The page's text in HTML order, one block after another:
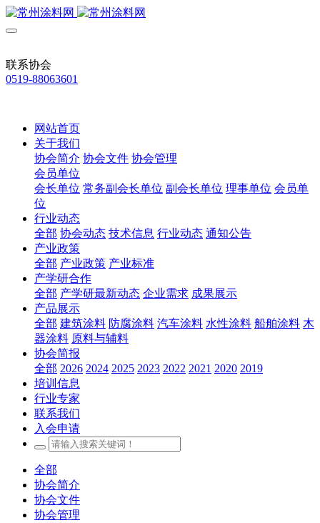
联系协会
0519-88063601
网站首页
关于我们
协会简介 协会文件 协会管理
会员单位
会长单位 常务副会长单位 副会长单位 理事单位 会员单
位
行业动态
全部 协会动态 技术信息 行业动态 通知公告
产业政策
全部 产业政策 产业标准
产学研合作
全部 产学研最新动态 企业需求 成果展示
产品展示
全部 建筑涂料 防腐涂料 汽车涂料 水性涂料 船舶涂料 木
器涂料 原料与辅料
协会简报
全部 2026 2024 2025 2023 2022 2021 2020 2019
培训信息
行业专家
联系我们
入会申请
全部
协会简介
协会文件
协会管理